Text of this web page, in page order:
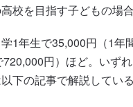
校を目指す子どもの場
1年生で35,000円（1
円）ほど。いず
下の記事で解説してい